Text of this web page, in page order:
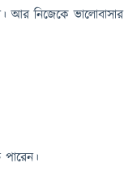
আর নিজেকে